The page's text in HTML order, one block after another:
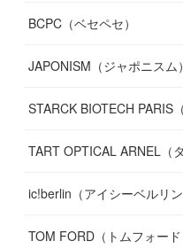
BCPC（ベセペセ）
JAPONISM（ジャポニスム）
STARCK BIOTECH PARIS
TART OPTICAL ARNEL（
ic!berlin（アイシーベルリン
TOM FORD（トムフォード